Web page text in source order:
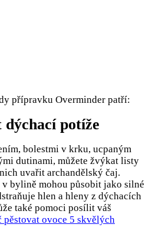
přípravku Overminder patří:
potíže
bolestmi v krku, ucpaným
dutinami, můžete žvýkat listy
uvařit archandělský čaj.
v bylině mohou působit jako silné
hlen a hleny z dýchacích
také pomoci posílit váš
pěstovat ovoce 5 skvělých